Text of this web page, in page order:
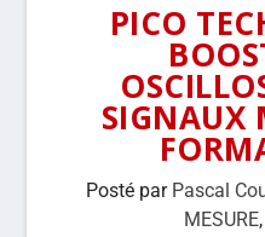
PICO
SIGNAUX
Posté par Pascal
MESURE